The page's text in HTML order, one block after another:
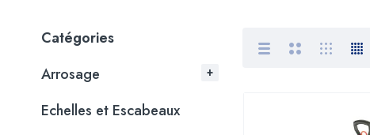
Catégories
Arrosage
Echelles et Escabeaux